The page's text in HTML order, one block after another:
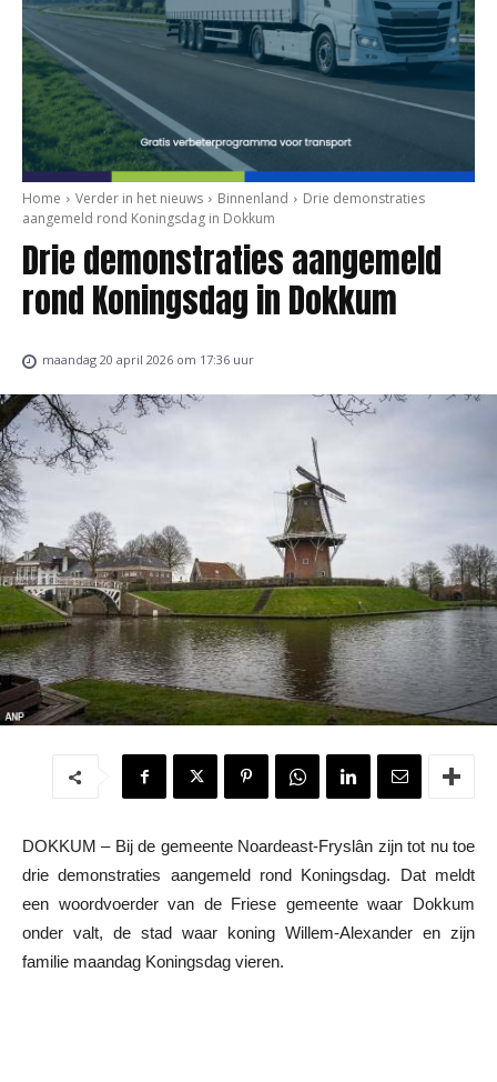
Home Verder in het nieuws Binnenland
Drie demonstraties
aangemeld rond Koningsdag in Dokkum
Drie demonstraties aangemeld
rond Koningsdag in Dokkum
maandag 20 april 2026 om 17:36 uur
DOKKUM – Bij de gemeente Noardeast-Fryslân zijn tot nu toe
drie demonstraties aangemeld rond Koningsdag. Dat meldt
een woordvoerder van de Friese gemeente waar Dokkum
onder valt, de stad waar koning Willem-Alexander en zijn
familie maandag Koningsdag vieren.